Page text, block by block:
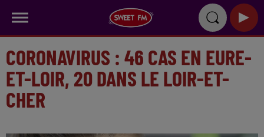
CORONAVIRUS : 46 CAS EN EURE-
ET-LOIR, 20 DANS LE LOIR-ET-
CHER